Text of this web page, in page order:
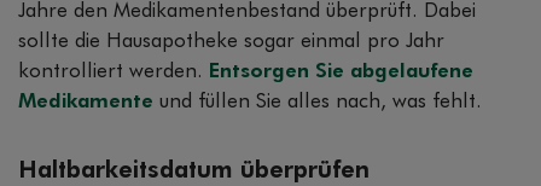
Jahre den Medikamentenbestand überprüft. Dabei
sollte die Hausapotheke sogar einmal pro Jahr
kontrolliert werden. Entsorgen Sie abgelaufene
Medikamente und füllen Sie alles nach, was fehlt.
Haltbarkeitsdatum überprüfen